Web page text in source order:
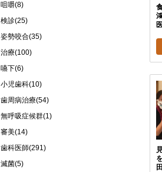
咀嚼(8)
検診(25)
姿勢咬合(35)
治療(100)
嚥下(6)
小児歯科(10)
歯周病治療(54)
無呼吸症候群(1)
審美(14)
歯科医師(291)
滅菌(5)